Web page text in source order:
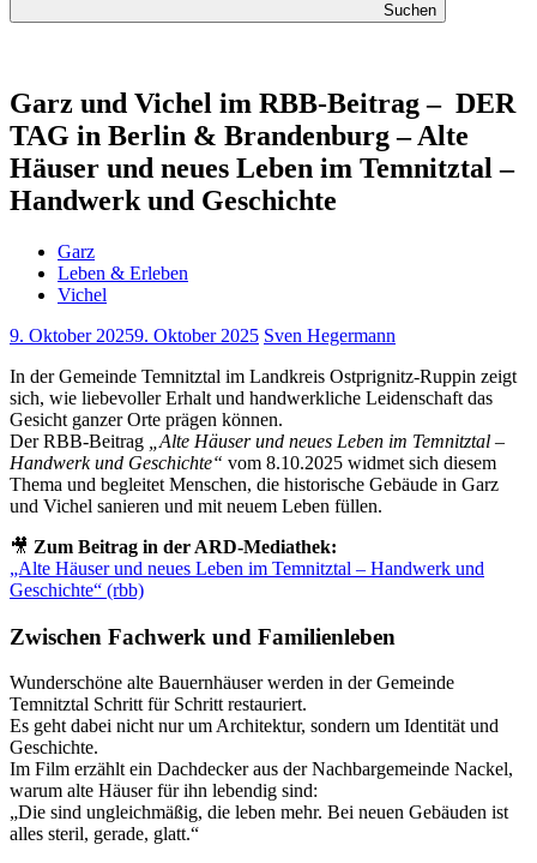
Suchen
Garz und Vichel im RBB-Beitrag – DER
TAG in Berlin & Brandenburg – Alte
Häuser und neues Leben im Temnitztal –
Handwerk und Geschichte
Garz
Leben & Erleben
Vichel
9. Oktober 20259. Oktober 2025 Sven Hegermann
In der Gemeinde Temnitztal im Landkreis Ostprignitz-Ruppin zeigt
sich, wie liebevoller Erhalt und handwerkliche Leidenschaft das
Gesicht ganzer Orte prägen können.
Der RBB-Beitrag
„Alte Häuser und neues Leben im Temnitztal –
Handwerk und Geschichte“ vom 8.10.2025 widmet sich diesem
Thema und begleitet Menschen, die historische Gebäude in Garz
und Vichel sanieren und mit neuem Leben füllen.
🎥 Zum Beitrag in der ARD-Mediathek:
„Alte Häuser und neues Leben im Temnitztal – Handwerk und
Geschichte“ (rbb)
Zwischen Fachwerk und Familienleben
Wunderschöne alte Bauernhäuser werden in der Gemeinde
Temnitztal Schritt für Schritt restauriert.
Es geht dabei nicht nur um Architektur, sondern um Identität und
Geschichte.
Im Film erzählt ein Dachdecker aus der Nachbargemeinde Nackel,
warum alte Häuser für ihn lebendig sind:
„Die sind ungleichmäßig, die leben mehr. Bei neuen Gebäuden ist
alles steril, gerade, glatt.“